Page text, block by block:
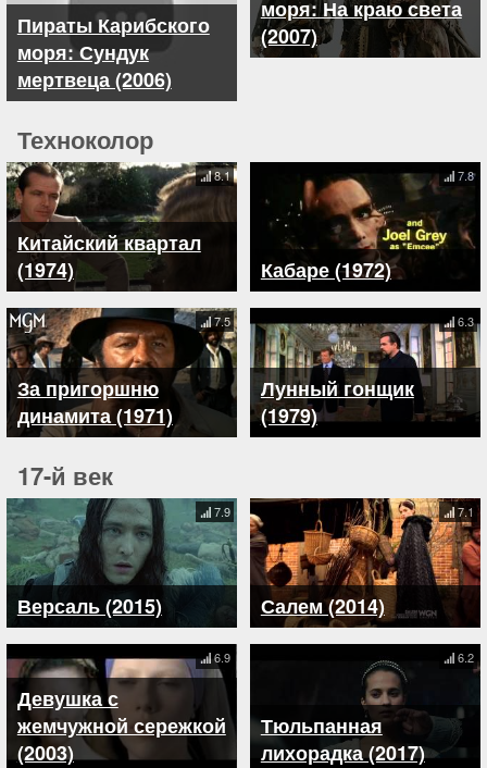
Пираты Карибского
моря: Сундук
мертвеца (2006)
моря: На краю света
(2007)
Техноколор
Китайский квартал
(1974)
8.1
Кабаре (1972)
7.8
За пригоршню
динамита (1971)
7.5
Лунный гонщик
(1979)
6.3
17-й век
Версаль (2015)
7.9
Салем (2014)
7.1
Девушка с
жемчужной сережкой
(2003)
6.9
Тюльпанная
лихорадка (2017)
6.2